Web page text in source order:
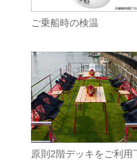
ご乗船時の検温
原則2階デッキをご利用